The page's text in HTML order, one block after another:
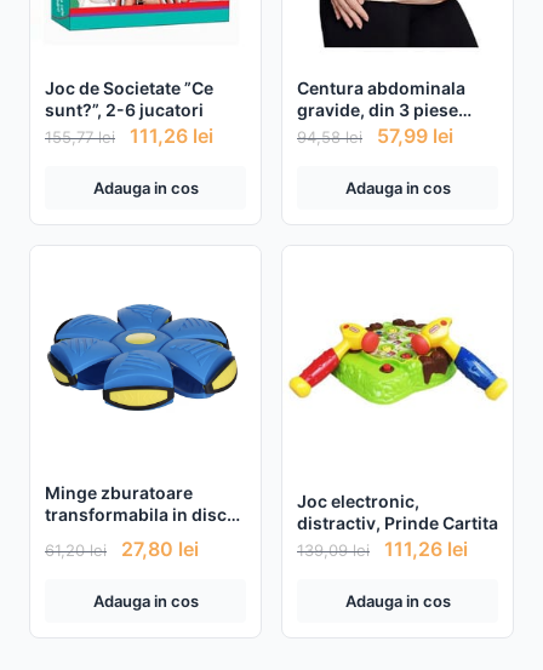
Joc de Societate ”Ce
sunt?”, 2-6 jucatori
155,77lei 111,26 lei
Adauga in cos
Centura abdominala
gravide, din 3 piese
pentru perioada
prenatala, prindere
suport ortopedic
94,58lei 57,99 lei
Adauga in cos
Minge zburatoare
transformabila in disc
61,20lei 27,80 lei
Adauga in cos
Joc electronic,
distractiv, Prinde Cartita
139,09lei 111,26 lei
Adauga in cos